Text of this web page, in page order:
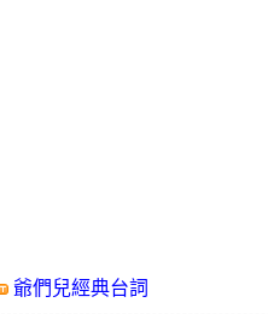
爺們兒經典台詞